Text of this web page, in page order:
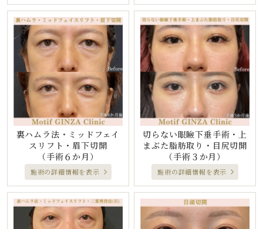
裏ハムラ法・ミッドフェイ
スリフト・眉下切開
（手術６か月）
施術の詳細情報を表示
切らない眼瞼下垂手術・上
まぶた脂肪取り・目尻切開
（手術３か月）
施術の詳細情報を表示